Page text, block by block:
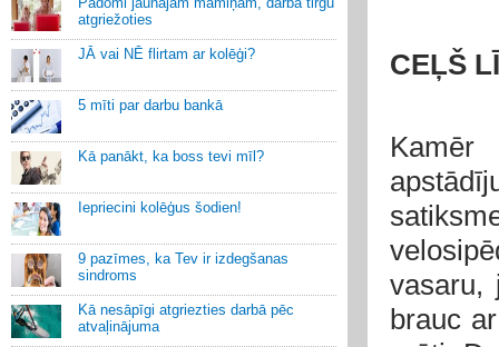
atgriežoties
JĀ vai NĒ flirtam ar kolēģi?
5 mīti par darbu bankā
Kā panākt, ka boss tevi mīl?
Iepriecini kolēģus šodien!
9 pazīmes, ka Tev ir izdegšanas
sindroms
Kā nesāpīgi atgriezties darbā pēc
atvaļinājuma
CEĻŠ
Kamēr
vasaru,
brauc